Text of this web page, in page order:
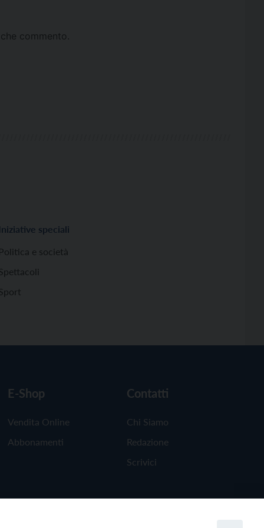
commento.
Iniziative speciali
Politica e società
E-Shop
Vendita Online
Abbonamenti
Contatti
Chi Siamo
Redazione
Scrivici